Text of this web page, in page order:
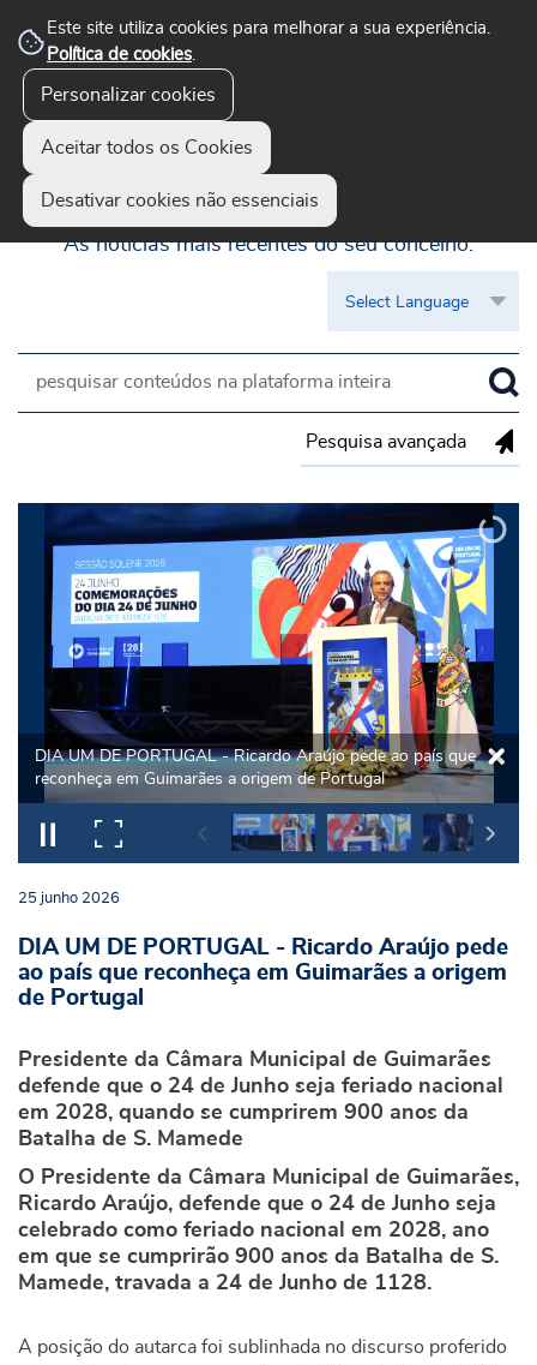
Este site utiliza cookies para melhorar a sua experiência.
Política de cookies.
Personalizar cookies
Aceitar todos os Cookies
Desativar cookies não essenciais
Pesquisa avançada
Guimarães Visível
As notícias mais recentes do seu concelho.
DIA UM DE PORTUGAL - Ricardo Araújo pede ao país que
reconheça em Guimarães a origem de Portugal
25 junho 2026
DIA UM DE PORTUGAL - Ricardo Araújo pede
ao país que reconheça em Guimarães a origem
de Portugal
Presidente da Câmara Municipal de Guimarães
defende que o 24 de Junho seja feriado nacional
em 2028, quando se cumprirem 900 anos da
Batalha de S. Mamede
O Presidente da Câmara Municipal de Guimarães,
Ricardo Araújo, defende que o 24 de Junho seja
celebrado como feriado nacional em 2028, ano
em que se cumprirão 900 anos da Batalha de S.
Mamede, travada a 24 de Junho de 1128.
A posição do autarca foi sublinhada no discurso proferido